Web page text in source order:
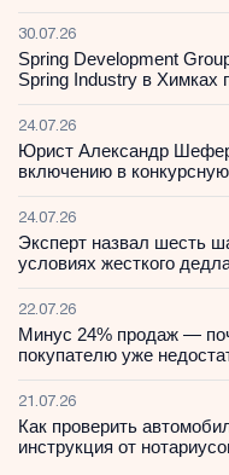
30.07.26
Spring Development
Spring Industry в
24.07.26
Юрист Александр
включению в
24.07.26
Эксперт назвал шесть
условиях жесткого
22.07.26
Минус 24% продаж —
покупателю уже
21.07.26
Как проверить
инструкция от